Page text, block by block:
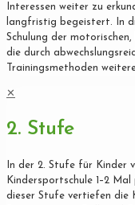
Interessen weiter zu
langfristig begeistert. In
Schulung der
die durch
Trainingsmethoden
✕
2. Stufe
In der 2. Stufe für Kinder
Kindersportschule 1–2
dieser Stufe vertiefen die